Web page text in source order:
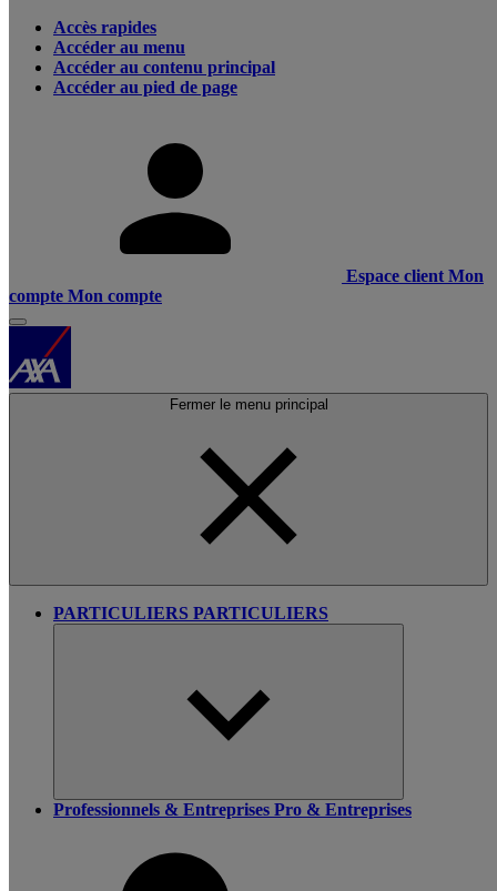
Accès rapides
Accéder au menu
Accéder au contenu principal
Accéder au pied de page
Espace client Mon
compte Mon compte
Fermer le menu principal
PARTICULIERS PARTICULIERS
Professionnels & Entreprises Pro & Entreprises